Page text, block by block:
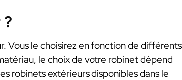
Vous le choisirez en fonction de différents
le choix de votre robinet dépend
robinets extérieurs disponibles dans le